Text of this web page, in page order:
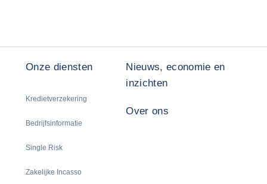
Onze diensten
Kredietverzekering
Bedrijfsinformatie
Single Risk
Zakelijke Incasso
Nieuws, economie en
inzichten
Over ons